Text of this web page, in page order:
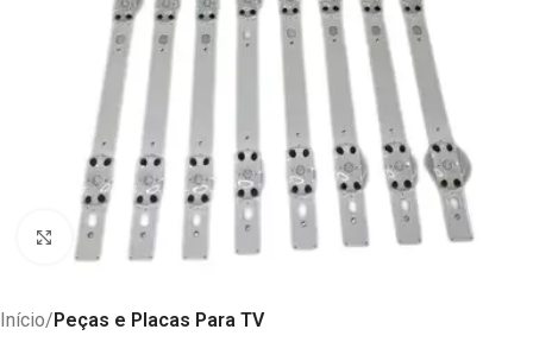
Abrir imagem
Início Peças e Placas Para TV